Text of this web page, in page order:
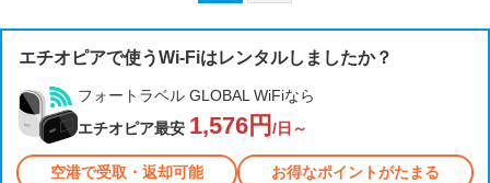
エチオピアで使うWi-Fiはレンタルしましたか？
フォートラベル GLOBAL WiFiなら
エチオピア最安 1,576円 /日～
空港で受取・返却可能 お得なポイントがたまる